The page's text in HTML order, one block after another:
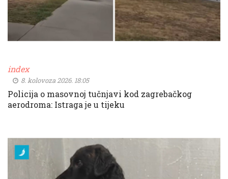
index
8. kolovoza 2026. 18:05
Policija o masovnoj tučnjavi kod zagrebačkog
aerodroma: Istraga je u tijeku